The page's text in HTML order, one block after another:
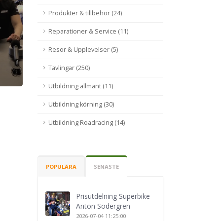
Produkter & tillbehör (24)
Reparationer & Service (11)
Resor & Upplevelser (5)
Tävlingar (250)
Utbildning allmänt (11)
Utbildning körning (30)
Utbildning Roadracing (14)
POPULÄRA SENASTE
Prisutdelning Superbike
Anton Södergren
2026-07-04 11:25:00